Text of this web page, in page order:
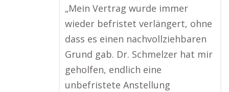
„Mein Vertrag wurde immer
wieder befristet verlängert, ohne
dass es einen nachvollziehbaren
Grund gab. Dr. Schmelzer hat mir
geholfen, endlich eine
unbefristete Anstellung